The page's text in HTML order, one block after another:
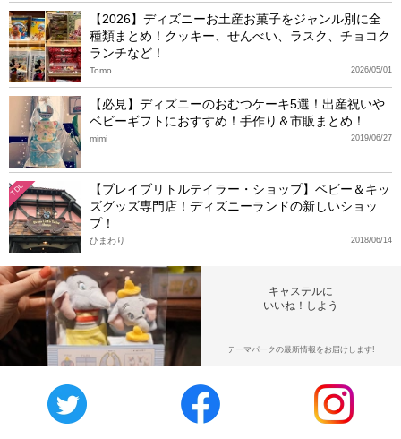
【2026】ディズニーお土産お菓子をジャンル別に全
種類まとめ！クッキー、せんべい、ラスク、チョコク
ランチなど！
2026/05/01
Tomo
【必見】ディズニーのおむつケーキ5選！出産祝いや
ベビーギフトにおすすめ！手作り＆市販まとめ！
2019/06/27
mimi
TDL
【ブレイブリトルテイラー・ショップ】ベビー＆キッ
ズグッズ専門店！ディズニーランドの新しいショッ
プ！
2018/06/14
ひまわり
キャステルに
いいね！しよう
テーマパークの最新情報をお届けします!